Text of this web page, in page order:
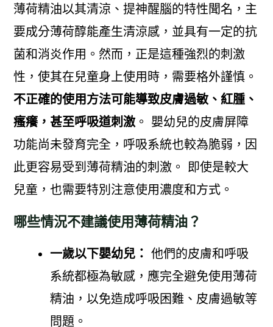
薄荷精油以其清涼、提神醒腦的特性聞名，主
要成分薄荷醇能產生清涼感，並具有一定的抗
菌和消炎作用。然而，正是這種強烈的刺激
性，使其在兒童身上使用時，需要格外謹慎。
不正確的使用方法可能導致皮膚過敏、紅腫、
瘙癢，甚至呼吸道刺激。 嬰幼兒的皮膚屏障
功能尚未發育完全，呼吸系統也較為脆弱，因
此更容易受到薄荷精油的刺激。 即使是較大
兒童，也需要特別注意使用濃度和方式。
哪些情況不建議使用薄荷精油？
一歲以下嬰幼兒： 他們的皮膚和呼吸
系統都極為敏感，應完全避免使用薄荷
精油，以免造成呼吸困難、皮膚過敏等
問題。